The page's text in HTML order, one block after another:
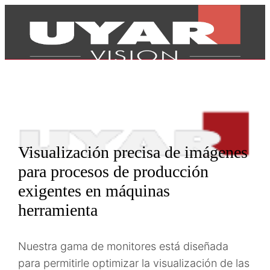
Productos
Visualización precisa de imágenes
para procesos de producción
exigentes en máquinas
herramienta
Nuestra gama de monitores está diseñada
para permitirle optimizar la visualización de las